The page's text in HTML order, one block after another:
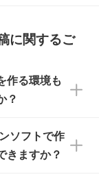
、おおよ
けます。
お願いい
。各商
クなど)
っていま
い状態で
リジナル
海外への
ご了承く
に関するご
作る環境も
？
使えば、
成できま
ソフトで作
きますか？